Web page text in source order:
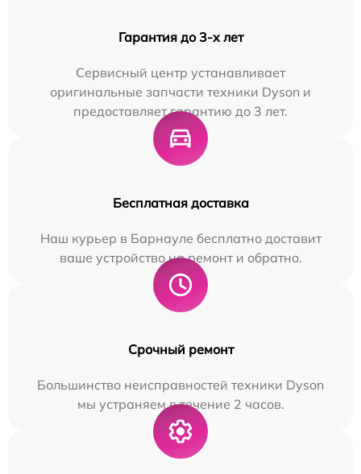
Гарантия до 3-х лет
Сервисный центр устанавливает
оригинальные запчасти техники Dyson и
предоставляет гарантию до 3 лет.
Бесплатная доставка
Наш курьер в Барнауле бесплатно доставит
ваше устройство на ремонт и обратно.
Срочный ремонт
Большинство неисправностей техники Dyson
мы устраняем в течение 2 часов.